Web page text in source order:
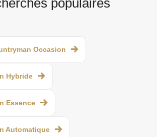
Occasion
Hybride
Essence
Automatique